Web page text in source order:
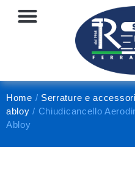
Home / Serrature e accessori
abloy / Chiudicancello
Abloy